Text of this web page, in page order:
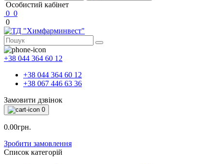
Особистий кабінет
0 0
0
+38 044 364 60 12
+38 044 364 60 12
+38 067 446 63 36
Замовити дзвінок
0
0.00грн.
Зробити замовлення
Список категорій